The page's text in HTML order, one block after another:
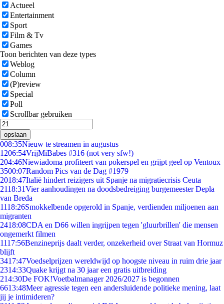
Actueel
Entertainment
Sport
Film & Tv
Games
Toon berichten van deze types
Weblog
Column
(P)review
Special
Poll
Scrollbar gebruiken
opslaan
008:35Nieuw te streamen in augustus
1206:54VrijMiBabes #316 (not very sfw!)
204:46Niewiadoma profiteert van pokerspel en grijpt geel op Ventoux
3500:07Random Pics van de Dag #1979
2018:47Italië hindert reizigers uit Spanje na migratiecrisis Ceuta
2118:31Vier aanhoudingen na doodsbedreiging burgemeester Depla
van Breda
1118:26Smokkelbende opgerold in Spanje, verdienden miljoenen aan
migranten
2418:08CDA en D66 willen ingrijpen tegen 'gluurbrillen' die mensen
ongemerkt filmen
1117:56Benzineprijs daalt verder, onzekerheid over Straat van Hormuz
blijft
3417:47Voedselprijzen wereldwijd op hoogste niveau in ruim drie jaar
2314:33Quake krijgt na 30 jaar een gratis uitbreiding
214:30De FOK!Voetbalmanager 2026/2027 is begonnen
6613:48Meer agressie tegen een andersluidende politieke mening, laat
jij je intimideren?